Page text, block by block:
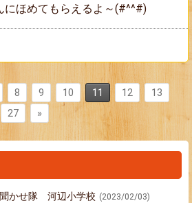
にほめてもらえるよ～(#^^#)
8 9 10 11 12
13
27 »
かせ隊 河辺小学校 (2023/02/03)